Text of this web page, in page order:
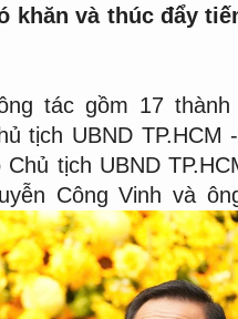
khăn và thúc đẩy
tác gồm 17
tịch UBND TP.HCM
tịch UBND
Công Vinh và